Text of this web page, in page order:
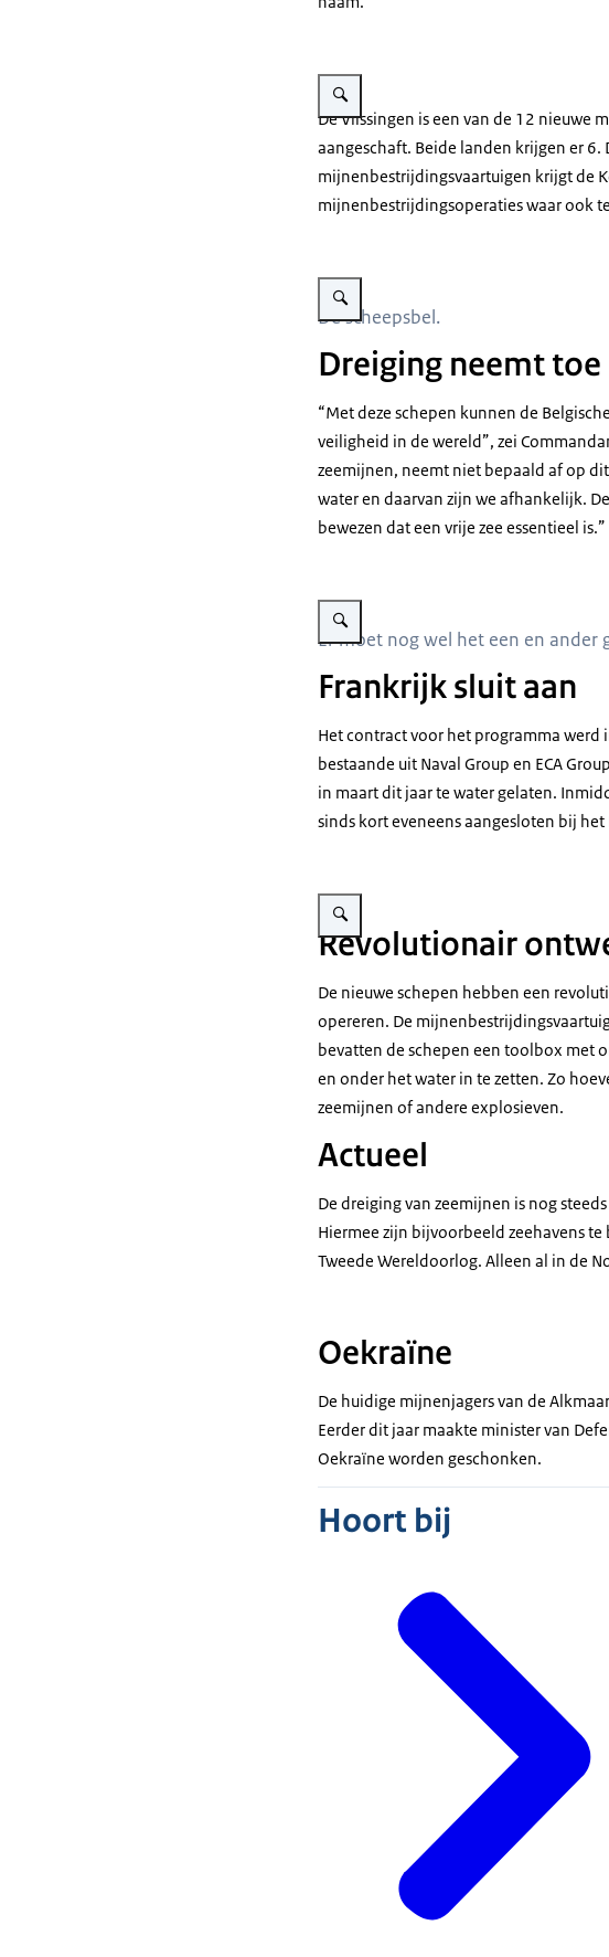
Vergroot afbeelding Vooraanzicht van de
De Vlissingen is een van de 12 nieuwe
aangeschaft. Beide landen krijgen er
mijnenbestrijdingsvaartuigen krijgt de
mijnenbestrijdingsoperaties waar ook
Vergroot afbeelding Scheepsbel met de tekst
De scheepsbel.
Dreiging neemt toe
“Met deze schepen kunnen de
veiligheid in de wereld”, zei
zeemijnen, neemt niet bepaald af op
water en daarvan zijn we afhankelijk.
bewezen dat een vrije zee essentieel is.”
Vergroot afbeelding Werkzaamheden in het
Er moet nog wel het een en ander
Frankrijk sluit aan
Het contract voor het programma werd
bestaande uit Naval Group en ECA Group
in maart dit jaar te water gelaten.
sinds kort eveneens aangesloten bij
Vergroot afbeelding Vlissingen M840.
Revolutionair
De nieuwe schepen hebben een
opereren. De
bevatten de schepen een toolbox met
en onder het water in te zetten. Zo
zeemijnen of andere explosieven.
Actueel
De dreiging van zeemijnen is nog
Hiermee zijn bijvoorbeeld zeehavens
Tweede Wereldoorlog. Alleen al in de
Oekraïne
De huidige mijnenjagers van de
Eerder dit jaar maakte minister van
Oekraïne worden geschonken.
Hoort bij